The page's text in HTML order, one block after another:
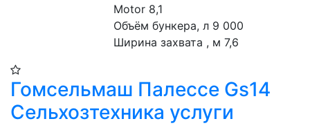
Motor 8,1
Объём бункера, л 9 000
Ширина захвата , м 7,6
Гомсельмаш Палессе Gs14
Сельхозтехника услуги